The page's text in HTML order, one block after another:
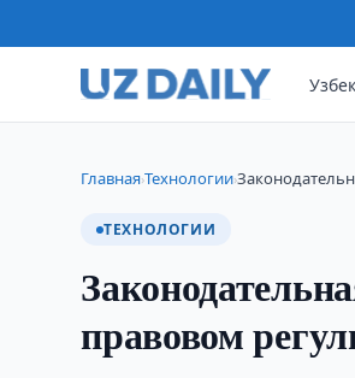
Главная›Технологии›
ТЕХНОЛОГИИ
правовом